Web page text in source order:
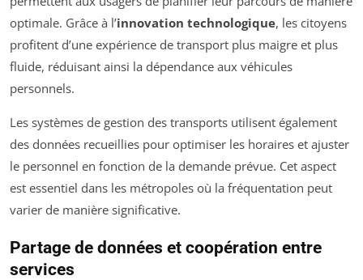
optimale. Grâce à l’innovation technologique, les citoyens
profitent d’une expérience de transport plus maigre et plus
fluide, réduisant ainsi la dépendance aux véhicules
personnels.
Les systèmes de gestion des transports utilisent également
des données recueillies pour optimiser les horaires et ajuster
le personnel en fonction de la demande prévue. Cet aspect
est essentiel dans les métropoles où la fréquentation peut
varier de manière significative.
Partage de données et coopération entre
services